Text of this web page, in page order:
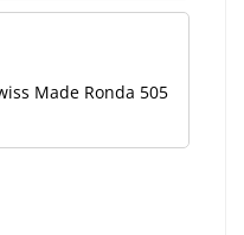
Made Ronda 505